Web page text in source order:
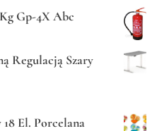
Gp-4X Abc
Regulacją Szary
18 El. Porcelana